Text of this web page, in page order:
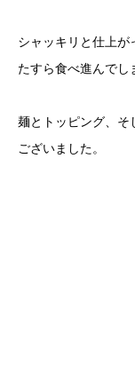
シャッキリと仕上が
たすら食べ進んでし
麺とトッピング、そ
ございました。